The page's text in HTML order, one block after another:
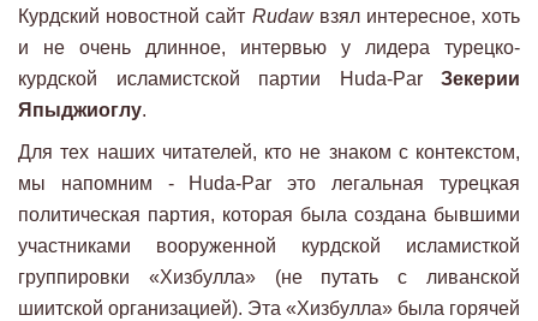
Курдский новостной сайт Rudawвзял интересное, хоть
и не очень длинное, интервью у лидера турецко-
курдской исламистской партии Huda-Par Зекерии
Япыджиоглу.
Для тех наших читателей, кто не знаком с контекстом,
мы напомним - Huda-Par это легальная турецкая
политическая партия, которая была создана бывшими
участниками вооруженной курдской исламисткой
группировки «Хизбулла» (не путать с ливанской
шиитской организацией). Эта «Хизбулла» была горячей